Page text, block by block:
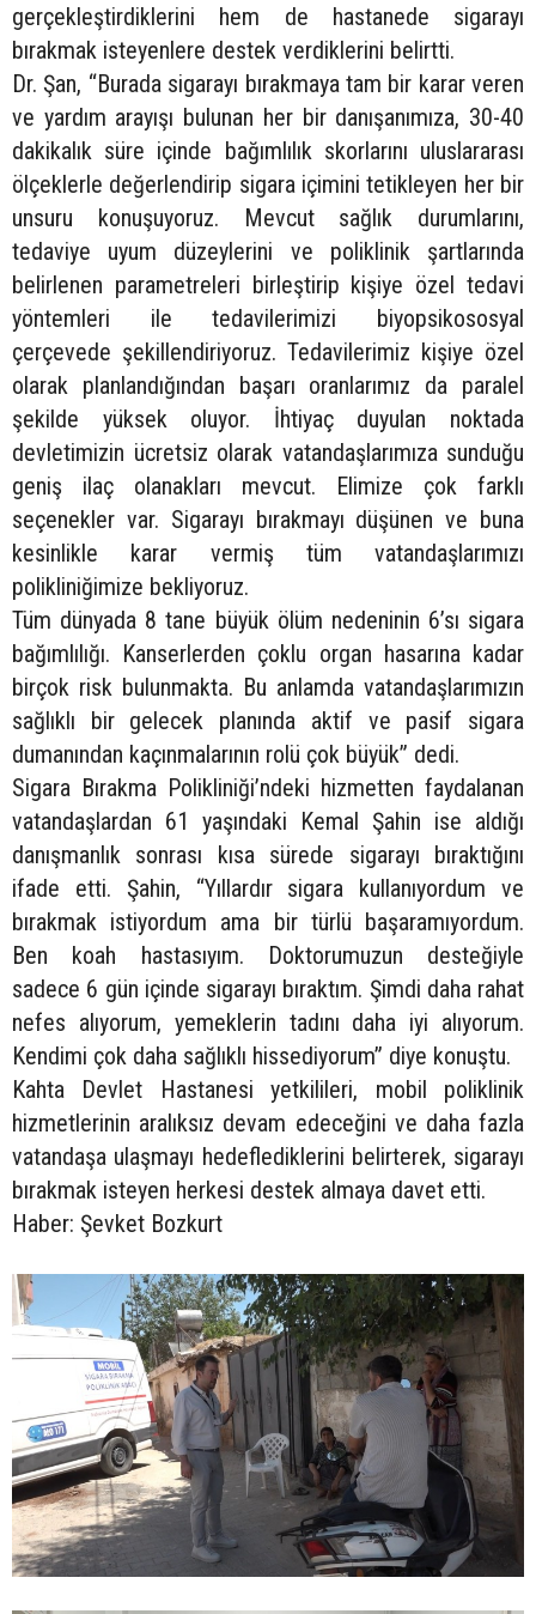
gerçekleştirdiklerini hem de hastanede sigarayı
bırakmak isteyenlere destek verdiklerini belirtti.
Dr. Şan, “Burada sigarayı bırakmaya tam bir karar veren
ve yardım arayışı bulunan her bir danışanımıza, 30-40
dakikalık süre içinde bağımlılık skorlarını uluslararası
ölçeklerle değerlendirip sigara içimini tetikleyen her bir
unsuru konuşuyoruz. Mevcut sağlık durumlarını,
tedaviye uyum düzeylerini ve poliklinik şartlarında
belirlenen parametreleri birleştirip kişiye özel tedavi
yöntemleri ile tedavilerimizi biyopsikososyal
çerçevede şekillendiriyoruz. Tedavilerimiz kişiye özel
olarak planlandığından başarı oranlarımız da paralel
şekilde yüksek oluyor. İhtiyaç duyulan noktada
devletimizin ücretsiz olarak vatandaşlarımıza sunduğu
geniş ilaç olanakları mevcut. Elimize çok farklı
seçenekler var. Sigarayı bırakmayı düşünen ve buna
kesinlikle karar vermiş tüm vatandaşlarımızı
polikliniğimize bekliyoruz.
Tüm dünyada 8 tane büyük ölüm nedeninin 6’sı sigara
bağımlılığı. Kanserlerden çoklu organ hasarına kadar
birçok risk bulunmakta. Bu anlamda vatandaşlarımızın
sağlıklı bir gelecek planında aktif ve pasif sigara
dumanından kaçınmalarının rolü çok büyük” dedi.
Sigara Bırakma Polikliniği’ndeki hizmetten faydalanan
vatandaşlardan 61 yaşındaki Kemal Şahin ise aldığı
danışmanlık sonrası kısa sürede sigarayı bıraktığını
ifade etti. Şahin, “Yıllardır sigara kullanıyordum ve
bırakmak istiyordum ama bir türlü başaramıyordum.
Ben koah hastasıyım. Doktorumuzun desteğiyle
sadece 6 gün içinde sigarayı bıraktım. Şimdi daha rahat
nefes alıyorum, yemeklerin tadını daha iyi alıyorum.
Kendimi çok daha sağlıklı hissediyorum” diye konuştu.
Kahta Devlet Hastanesi yetkilileri, mobil poliklinik
hizmetlerinin aralıksız devam edeceğini ve daha fazla
vatandaşa ulaşmayı hedeflediklerini belirterek, sigarayı
bırakmak isteyen herkesi destek almaya davet etti.
Haber: Şevket Bozkurt